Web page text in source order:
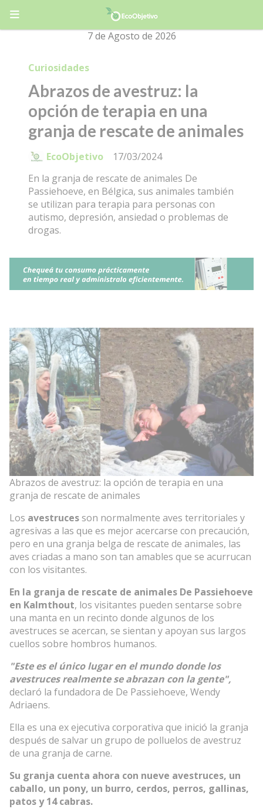
7 de Agosto de 2026
Abrazos de avestruz: la
opción de terapia en una
granja de rescate de animales
En la granja de rescate de animales De
Passiehoeve, en Bélgica, sus animales también
se utilizan para terapia para personas con
autismo, depresión, ansiedad o problemas de
drogas.
Curiosidades
17/03/2024
EcoObjetivo
Abrazos de avestruz: la opción de terapia en una
granja de rescate de animales
Los avestrucesson normalmente aves territoriales y
agresivas a las que es mejor acercarse con precaución,
pero en una granja belga de rescate de animales, las
aves criadas a mano son tan amables que se acurrucan
con los visitantes.
En la granja de rescate de animales De Passiehoeve
en Kalmthout, los visitantes pueden sentarse sobre
una manta en un recinto donde algunos de los
avestruces se acercan, se sientan y apoyan sus largos
cuellos sobre hombros humanos.
"Este es el único lugar en el mundo donde los
avestruces realmente se abrazan con la gente",
declaró la fundadora de De Passiehoeve, Wendy
Adriaens.
Ella es una ex ejecutiva corporativa que inició la granja
después de salvar un grupo de polluelos de avestruz
de una granja de carne.
Su granja cuenta ahora con nueve avestruces, un
caballo, un pony, un burro, cerdos, perros, gallinas,
patos y 14 cabras.